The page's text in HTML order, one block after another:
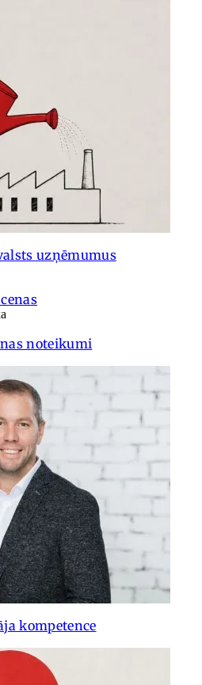
uzņēmumus
noteikumi
kompetence